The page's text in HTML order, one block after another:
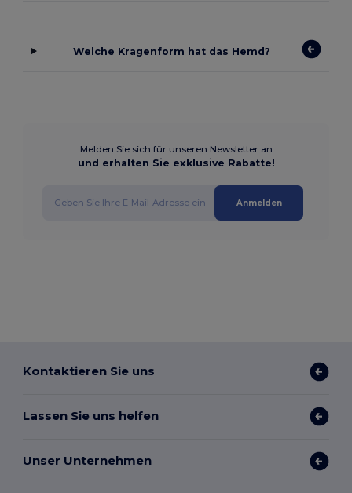
Welche Kragenform hat das Hemd?
Melden Sie sich für unseren Newsletter an
und erhalten Sie exklusive Rabatte!
Anmelden
Kontaktieren Sie uns
Lassen Sie uns helfen
Unser Unternehmen